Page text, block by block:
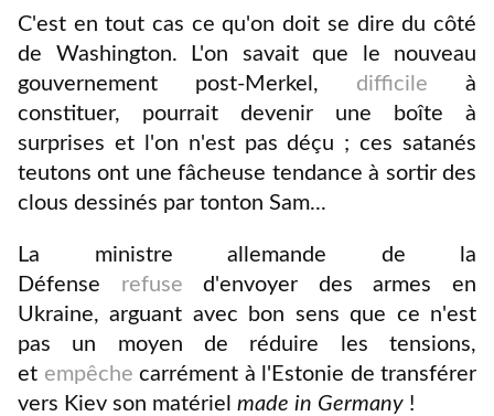
C'est en tout cas ce qu'on doit se dire du côté
de Washington. L'on savait que le nouveau
gouvernement post-Merkel,
difficile
à
constituer, pourrait devenir une boîte à
surprises et l'on n'est pas déçu ; ces satanés
teutons ont une fâcheuse tendance à sortir des
clous dessinés par tonton Sam...
La ministre allemande de la
Défense
refuse
d'envoyer des armes en
Ukraine, arguant avec bon sens que ce n'est
pas un moyen de réduire les tensions,
et empêche carrément à l'Estonie de transférer
vers Kiev son matériel made in Germany !